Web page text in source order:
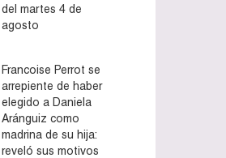
del martes 4 de
agosto
Francoise Perrot se
arrepiente de haber
elegido a Daniela
Aránguiz como
madrina de su hija:
reveló sus motivos